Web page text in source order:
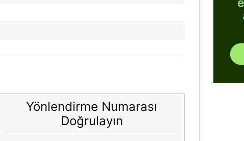
Yönlendirme Numarası
Doğrulayın